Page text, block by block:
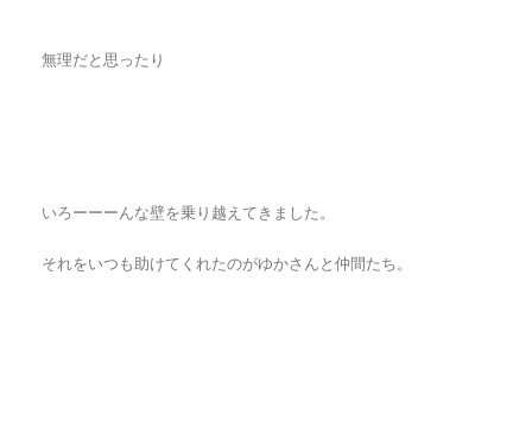
無理だと思ったり
いろーーーんな壁を乗り越えてきました。
それをいつも助けてくれたのがゆかさんと仲間たち。